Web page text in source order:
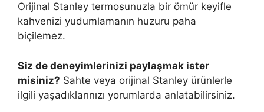
Orijinal Stanley termosunuzla bir ömür keyifle
kahvenizi yudumlamanın huzuru paha
biçilemez.
Siz de deneyimlerinizi paylaşmak ister
misiniz? Sahte veya orijinal Stanley ürünlerle
ilgili yaşadıklarınızı yorumlarda anlatabilirsiniz.